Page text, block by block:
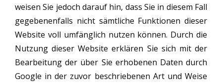
weisen Sie jedoch darauf hin, dass Sie in diesem Fall
gegebenenfalls nicht sämtliche Funktionen dieser
Website voll umfänglich nutzen können. Durch die
Nutzung dieser Website erklären Sie sich mit der
Bearbeitung der über Sie erhobenen Daten durch
Google in der zuvor beschriebenen Art und Weise